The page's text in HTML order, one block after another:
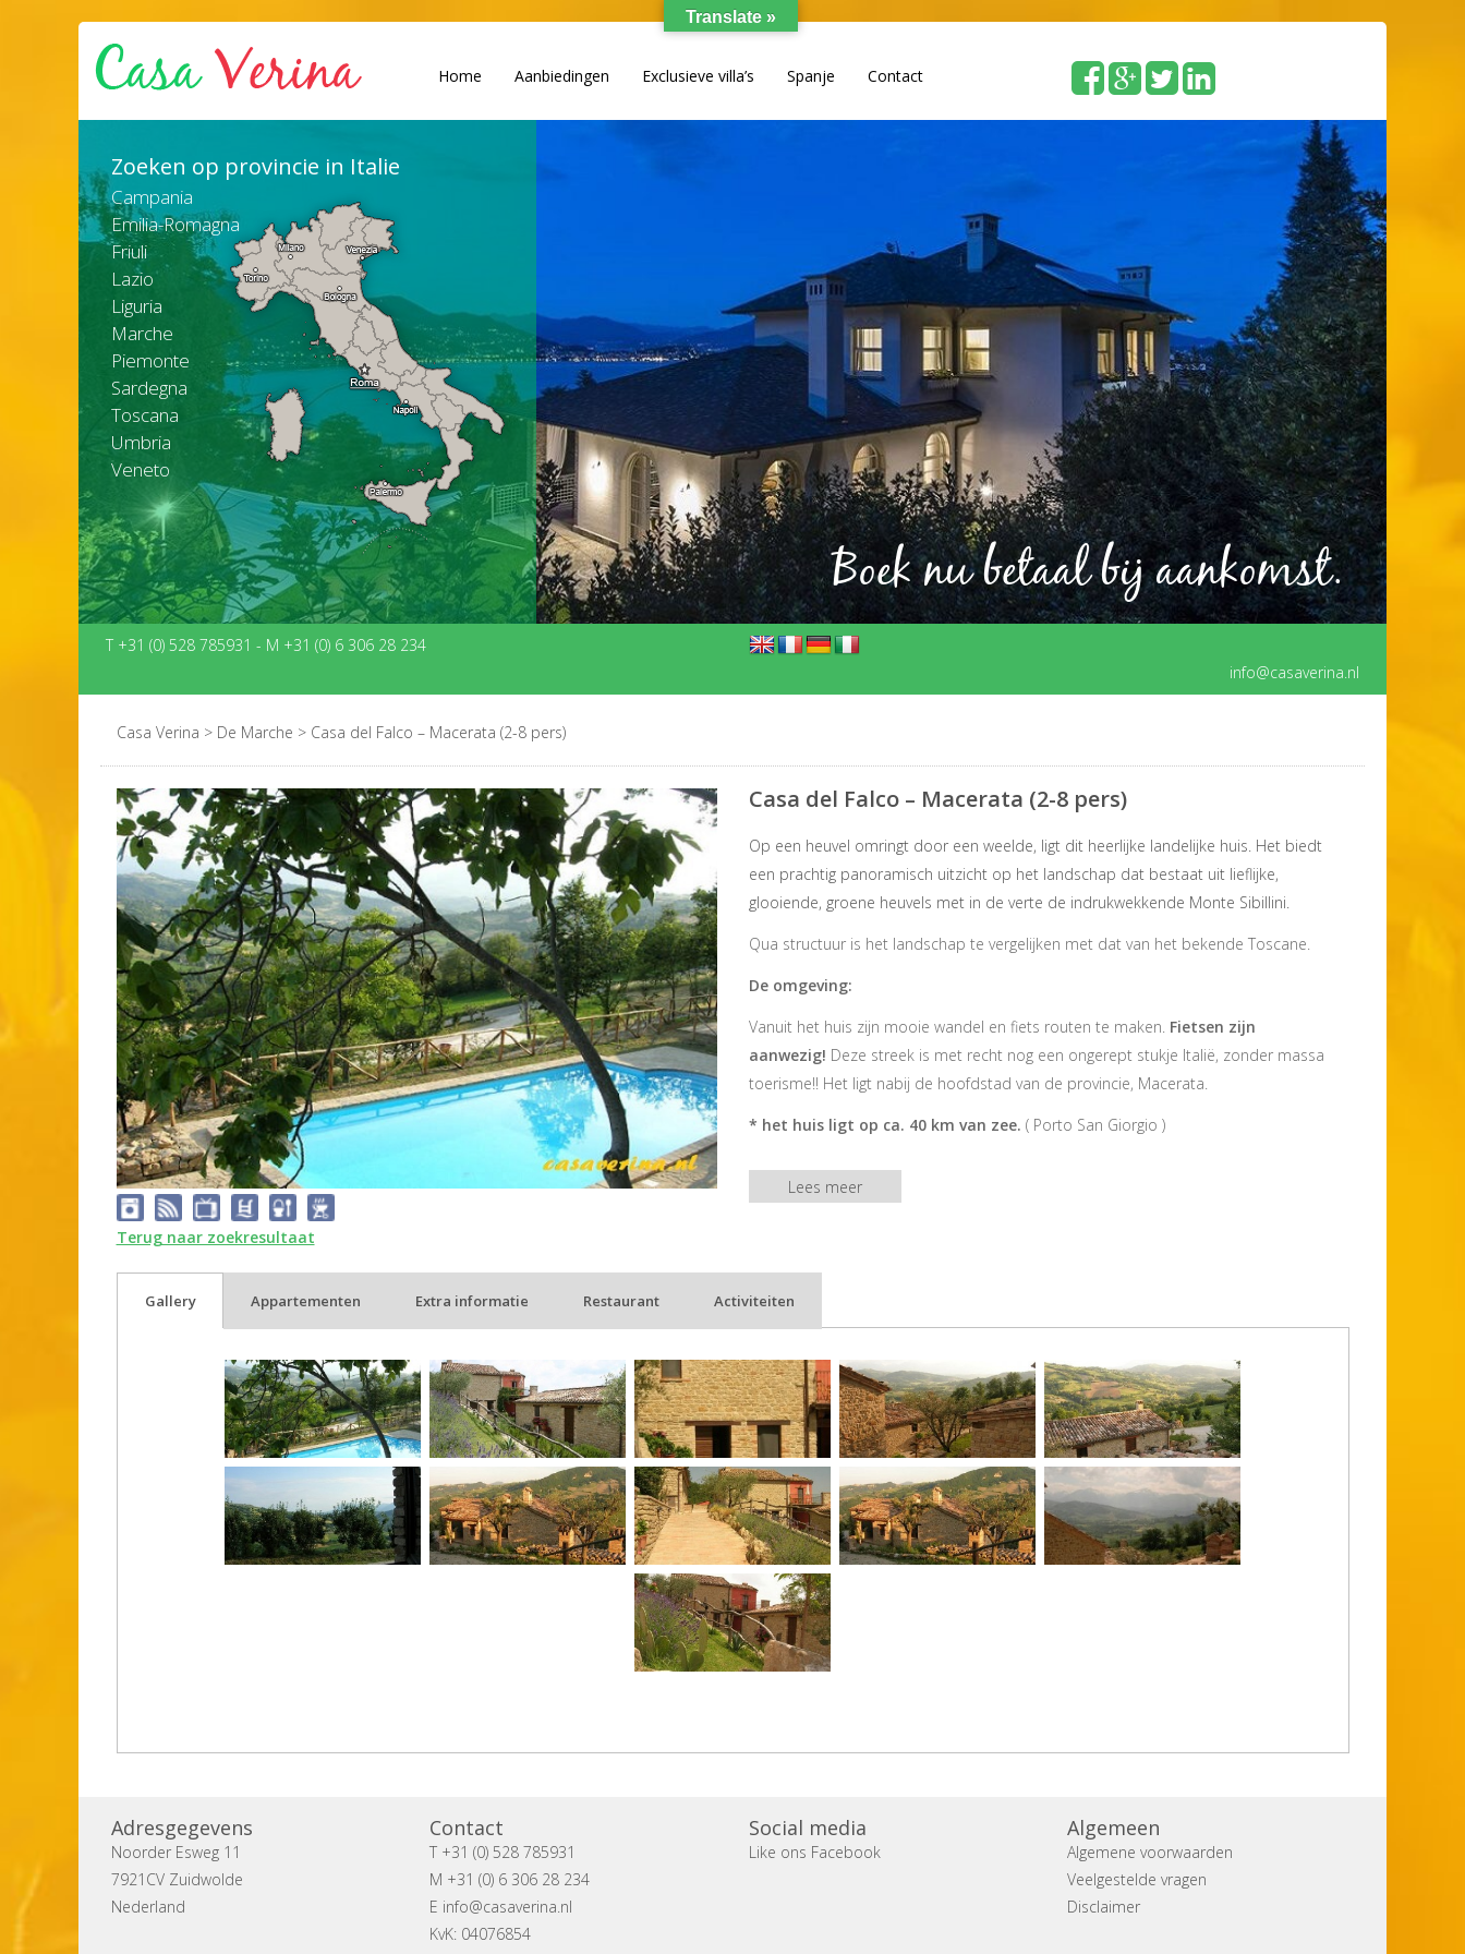
Home Aanbiedingen Exclusieve villa’s Spanje Contact
Zoeken op provincie in Italie
Campania
Emilia-Romagna
Friuli
Lazio
Liguria
Marche
Piemonte
Sardegna
Toscana
Umbria
Veneto
Boek nu betaal bij aankomst.
T +31 (0) 528 785931 - M +31 (0) 6 306 28 234
info@casaverina.nl
Casa Verina > De Marche > Casa del Falco – Macerata (2-8 pers)
Terug naar zoekresultaat
Casa del Falco – Macerata (2-8 pers)
Op een heuvel omringt door een weelde, ligt dit heerlijke landelijke huis. Het biedt
een prachtig panoramisch uitzicht op het landschap dat bestaat uit lieflijke,
glooiende, groene heuvels met in de verte de indrukwekkende Monte Sibillini.
Qua structuur is het landschap te vergelijken met dat van het bekende Toscane.
De omgeving:
Vanuit het huis zijn mooie wandel en fiets routen te maken. Fietsen zijn
aanwezig! Deze streek is met recht nog een ongerept stukje Italië, zonder massa
toerisme!! Het ligt nabij de hoofdstad van de provincie, Macerata.
* het huis ligt op ca. 40 km van zee. ( Porto San Giorgio )
* Macerata ca. 40 km.
* Monte San Martino 2 km (supermarkt)
Lees meer
Gallery Appartementen Extra informatie Restaurant Activiteiten
Adresgegevens
Noorder Esweg 11
7921CV Zuidwolde
Nederland
Contact
T +31 (0) 528 785931
M +31 (0) 6 306 28 234
E info@casaverina.nl
KvK: 04076854
Social media
Like ons Facebook
Algemeen
Algemene voorwaarden
Veelgestelde vragen
Disclaimer
Translate »